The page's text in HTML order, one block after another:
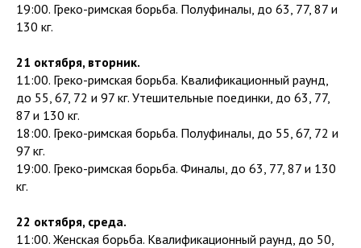
19:00. Греко-римская борьба. Полуфиналы, до 63, 77, 87 и
130 кг.
21 октября, вторник.
11:00. Греко-римская борьба. Квалификационный раунд,
до 55, 67, 72 и 97 кг. Утешительные поединки, до 63, 77,
87 и 130 кг.
18:00. Греко-римская борьба. Полуфиналы, до 55, 67, 72 и
97 кг.
19:00. Греко-римская борьба. Финалы, до 63, 77, 87 и 130
кг.
22 октября, среда.
11:00. Женская борьба. Квалификационный раунд, до 50,